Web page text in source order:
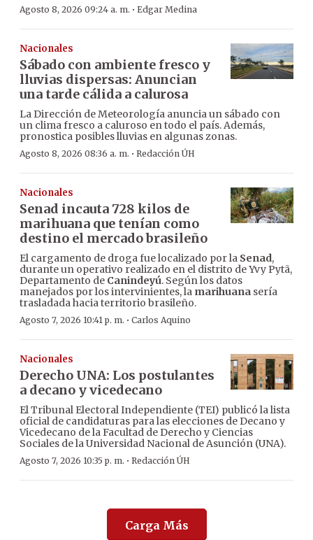
Agosto 8, 2026 09:24 a. m. · Edgar Medina
Nacionales
Sábado con ambiente fresco y
lluvias dispersas: Anuncian
una tarde cálida a calurosa
La Dirección de Meteorología anuncia un sábado con
un clima fresco a caluroso en todo el país. Además,
pronostica posibles lluvias en algunas zonas.
Agosto 8, 2026 08:36 a. m. · Redacción ÚH
Nacionales
Senad incauta 728 kilos de
marihuana que tenían como
destino el mercado brasileño
El cargamento de droga fue localizado por la Senad,
durante un operativo realizado en el distrito de Yvy Pytã,
Departamento de Canindeyú. Según los datos
manejados por los intervinientes, la marihuana sería
trasladada hacia territorio brasileño.
Agosto 7, 2026 10:41 p. m. · Carlos Aquino
Nacionales
Derecho UNA: Los postulantes
a decano y vicedecano
El Tribunal Electoral Independiente (TEI) publicó la lista
oficial de candidaturas para las elecciones de Decano y
Vicedecano de la Facultad de Derecho y Ciencias
Sociales de la Universidad Nacional de Asunción (UNA).
Agosto 7, 2026 10:35 p. m. · Redacción ÚH
Carga Más